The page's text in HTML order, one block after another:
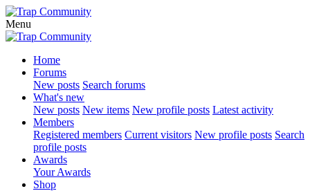
Menu
Home
Forums
New posts Search forums
What's new
New posts New items New profile posts Latest activity
Members
Registered members Current visitors New profile posts Search
profile posts
Awards
Your Awards
Shop